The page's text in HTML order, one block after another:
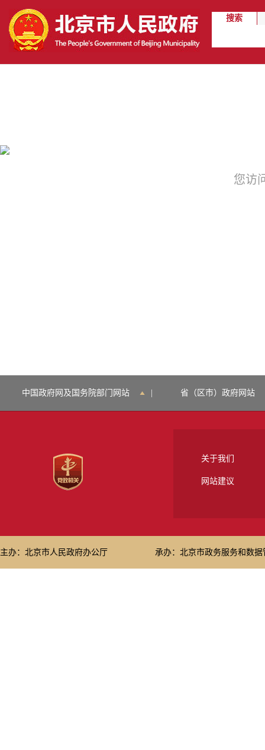
搜索
您访
中国政府网及国务院部门网站 省（区市）政府网站
关于我们
网站建议
主办：北京市人民政府办公厅 承办：北京市政务服务和数据